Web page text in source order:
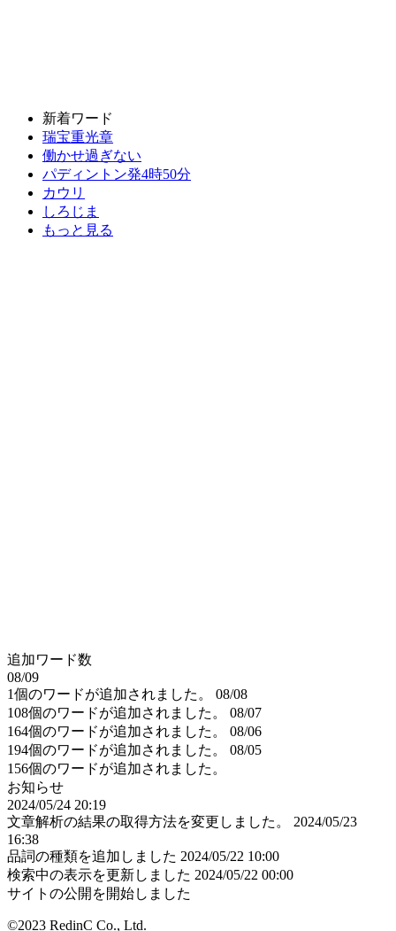
新着ワード
瑞宝重光章
働かせ過ぎない
パディントン発4時50分
カウリ
しろじま
もっと見る
追加ワード数
08/09
1個のワードが追加されました。
08/08
108個のワードが追加されました。
08/07
164個のワードが追加されました。
08/06
194個のワードが追加されました。
08/05
156個のワードが追加されました。
お知らせ
2024/05/24 20:19
文章解析の結果の取得方法を変更しました。
2024/05/23
16:38
品詞の種類を追加しました 2024/05/22 10:00
検索中の表示を更新しました 2024/05/22 00:00
サイトの公開を開始しました
©2023 RedinC Co., Ltd.